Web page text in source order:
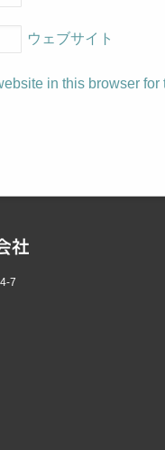
ウェブサイト
in this browser for
7